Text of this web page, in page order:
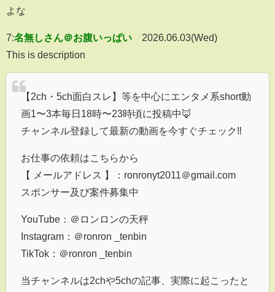
よな
7:名無しさん＠お腹いっぱい
2026.06.03(Wed)
This is description
【2ch・5ch面白スレ】等を中心にエンタメ系short動
画1〜3本毎日18時〜23時頃に投稿中🦊
チャンネル登録して最新の動画を今すぐチェック‼︎
お仕事の依頼はこちらから
【 メールアドレス 】：ronronyt2011＠gmail.com
スポンサー及び案件募集中
YouTube：＠ロンロンの天秤
Instagram：＠ronron _tenbin
TikTok：＠ronron _tenbin
当チャンネルは2chや5chの記事、実際に起こったと